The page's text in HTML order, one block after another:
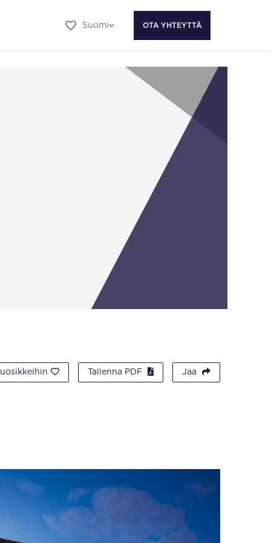
Suomi OTA YHTEYTTÄ
Tallenna PDF Jaa